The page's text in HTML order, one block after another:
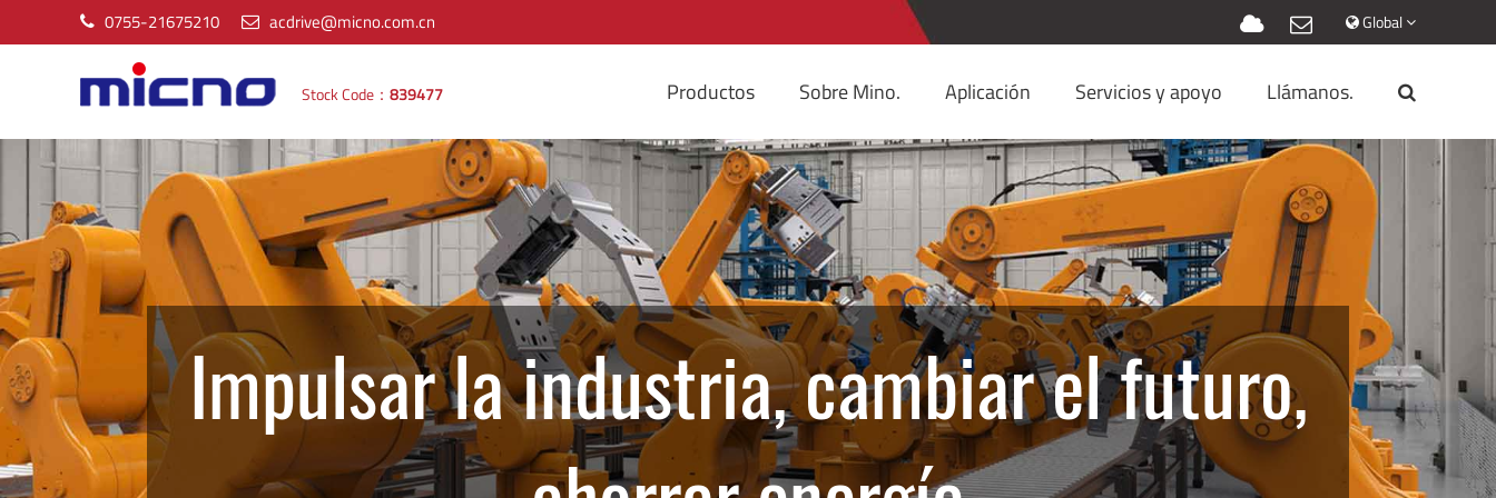
0755-21675210 acdrive@micno.com.cn Global
Stock Code： 839477 Productos Sobre Mino. Aplicación Servicios y apoyo Llámanos.
Impulsar la industria, cambiar el futuro,